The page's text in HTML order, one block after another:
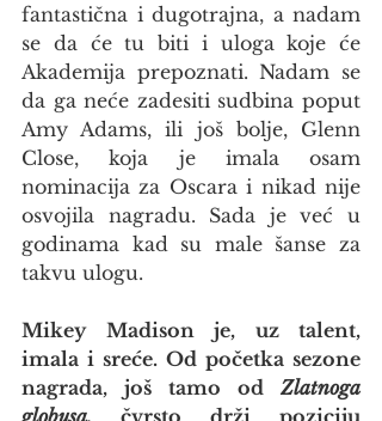
fantastična i dugotrajna, a nadam
se da će tu biti i uloga koje će
Akademija prepoznati. Nadam se
da ga neće zadesiti sudbina poput
Amy Adams, ili još bolje, Glenn
Close, koja je imala osam
nominacija za Oscara i nikad nije
osvojila nagradu. Sada je već u
godinama kad su male šanse za
takvu ulogu.
Mikey Madison je, uz talent,
imala i sreće. Od početka sezone
nagrada, još tamo od Zlatnoga